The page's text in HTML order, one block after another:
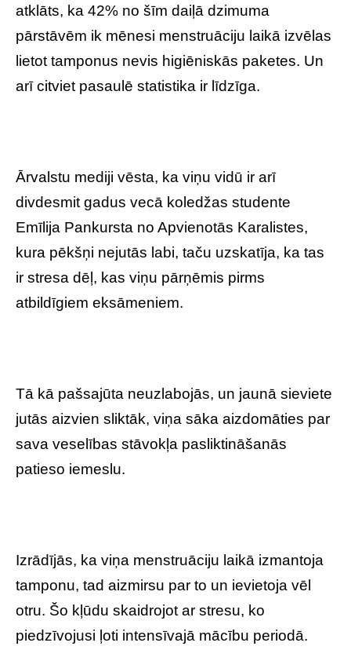
atklāts, ka 42% no šīm daiļā dzimuma
pārstāvēm ik mēnesi menstruāciju laikā izvēlas
lietot tamponus nevis higiēniskās paketes. Un
arī citviet pasaulē statistika ir līdzīga.
Ārvalstu mediji vēsta, ka viņu vidū ir arī
divdesmit gadus vecā koledžas studente
Emīlija Pankursta no Apvienotās Karalistes,
kura pēkšņi nejutās labi, taču uzskatīja, ka tas
ir stresa dēļ, kas viņu pārņēmis pirms
atbildīgiem eksāmeniem.
Tā kā pašsajūta neuzlabojās, un jaunā sieviete
jutās aizvien sliktāk, viņa sāka aizdomāties par
sava veselības stāvokļa pasliktināšanās
patieso iemeslu.
Izrādījās, ka viņa menstruāciju laikā izmantoja
tamponu, tad aizmirsu par to un ievietoja vēl
otru. Šo kļūdu skaidrojot ar stresu, ko
piedzīvojusi ļoti intensīvajā mācību periodā.